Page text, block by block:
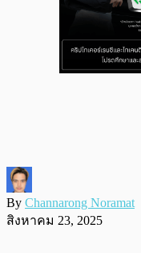
By Channarong Noramat
สิงหาคม 23, 2025